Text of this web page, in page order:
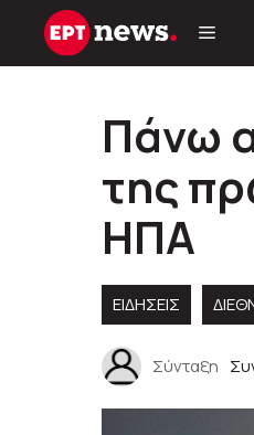
Μετάβαση
Πάνω
της
ΗΠΑ
ΕΙΔΗΣΕΙΣ
Σύνταξη